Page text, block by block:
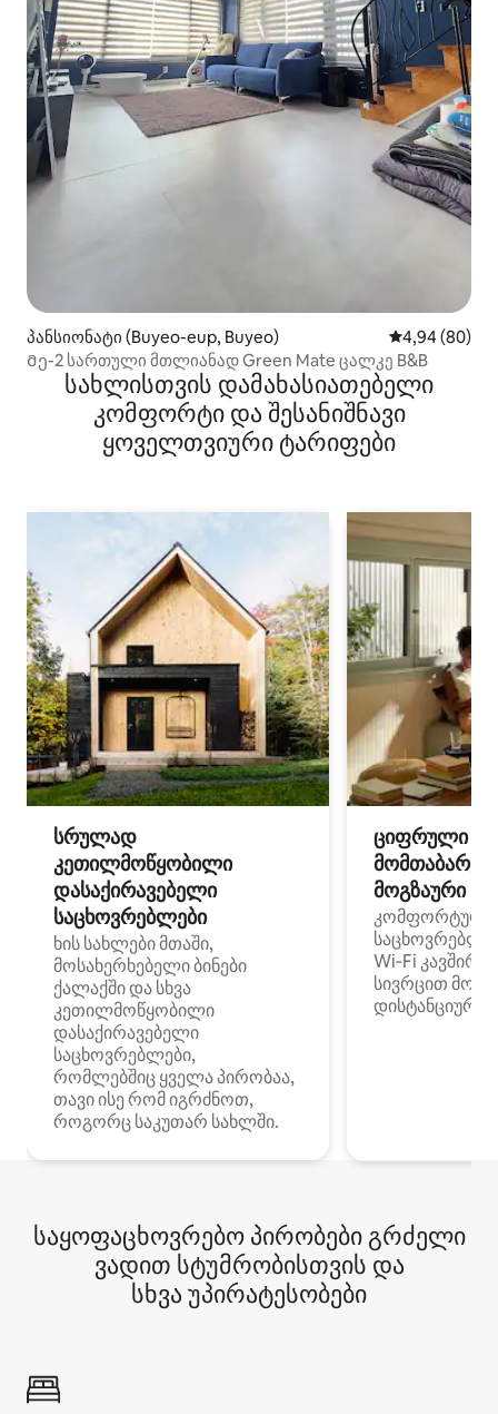
პანსიონატი (Buyeo-eup, Buyeo) საშუალო
4,94 (80)
Მე-2 სართული მთლიანად Green Mate ცალკე B&B
სახლისთვის დამახასიათებელი
კომფორტი და შესანიშნავი
ყოველთვიური ტარიფები
სრულად
კეთილმოწყობილი
დასაქირავებელი
საცხოვრებლები
ხის სახლები მთაში,
მოსახერხებელი ბინები
ქალაქში და სხვა
კეთილმოწყობილი
დასაქირავებელი
საცხოვრებლები,
რომლებშიც ყველა პირობაა,
თავი ისე რომ იგრძნოთ,
როგორც საკუთარ სახლში.
ციფრული
მოგზაური
კომფორტული
Wi‑Fi
სივრცით
დისტანციური
საყოფაცხოვრებო პირობები გრძელი
ვადით სტუმრობისთვის და
სხვა უპირატესობები